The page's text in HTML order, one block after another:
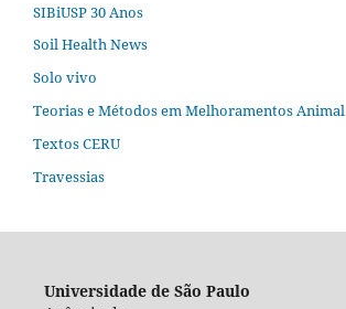
SIBiUSP 30 Anos
Soil Health News
Solo vivo
Teorias e Métodos em Melhoramentos Animal
Textos CERU
Travessias
Universidade de São Paulo